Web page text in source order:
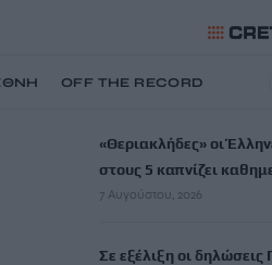
OFF THE RECORD
«Θεριακλήδες» οι
στους 5 καπνίζει
7 Αυγούστου, 2026
Σε εξέλιξη οι δηλώσεις